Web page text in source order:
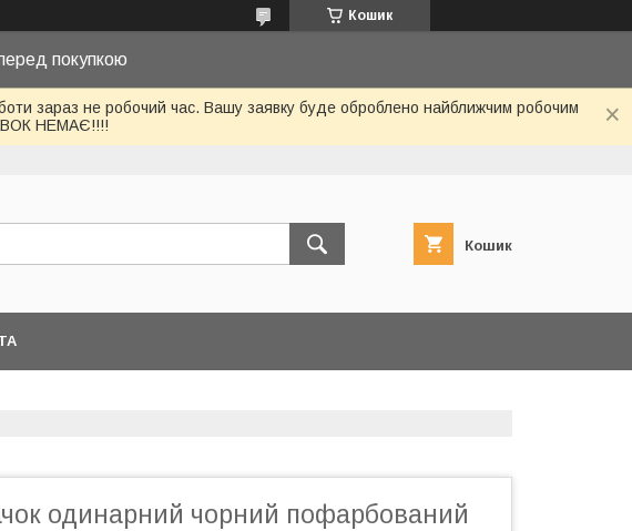
Кошик
покупкою
зараз не робочий час. Вашу заявку буде оброблено найближчим робочим
НЕМАЄ!!!!
Кошик
одинарний чорний пофарбований